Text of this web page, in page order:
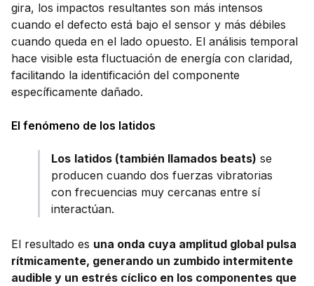
gira, los impactos resultantes son más intensos
cuando el defecto está bajo el sensor y más débiles
cuando queda en el lado opuesto. El análisis temporal
hace visible esta fluctuación de energía con claridad,
facilitando la identificación del componente
específicamente dañado.
El fenómeno de los latidos
Los latidos (también llamados beats) se
producen cuando dos fuerzas vibratorias
con frecuencias muy cercanas entre sí
interactúan.
El resultado es una onda cuya amplitud global pulsa
rítmicamente, generando un zumbido intermitente
audible y un estrés cíclico en los componentes que